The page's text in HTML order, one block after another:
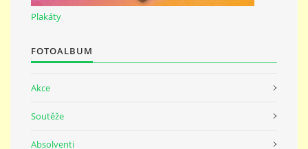
Plakáty
FOTOALBUM
Akce
Soutěže
Absolventi